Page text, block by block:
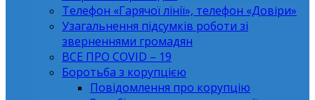
Телефон «Гарячої лінії», телефон «Довіри»
Узагальнення підсумків роботи зі
зверненнями громадян
ВСЕ ПРО СОVID – 19
Боротьба з корупцією
Повідомлення про корупцію